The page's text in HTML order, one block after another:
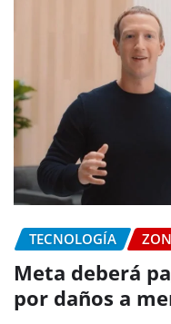
TECNOLOGÍA
Meta deberá
por daños a